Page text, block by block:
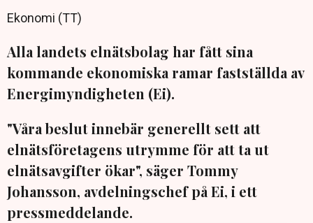
Ekonomi (TT)
Alla landets elnätsbolag har fått sina
kommande ekonomiska ramar fastställda av
Energimyndigheten (Ei).
"Våra beslut innebär generellt sett att
elnätsföretagens utrymme för att ta ut
elnätsavgifter ökar", säger Tommy
Johansson, avdelningschef på Ei, i ett
pressmeddelande.